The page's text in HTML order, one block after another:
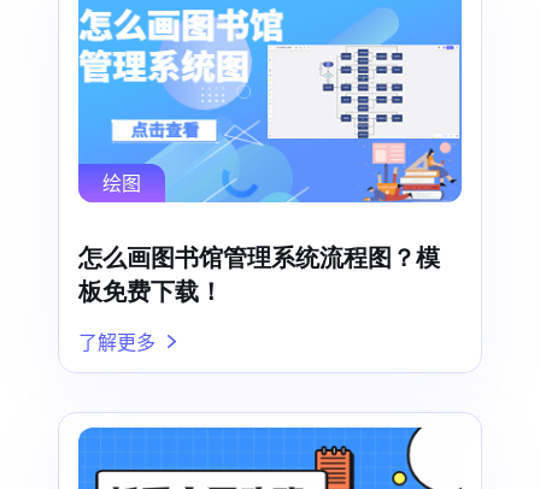
绘图
怎么画图书馆管理系统流程图？模
板免费下载！
了解更多